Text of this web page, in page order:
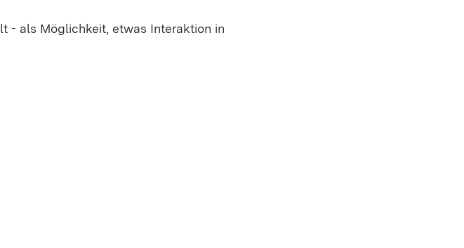
- als Möglichkeit, etwas Interaktion in